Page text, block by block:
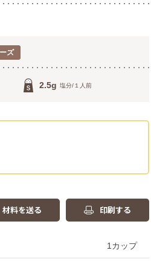
ズ
2.5g 塩分/１人前
材料を送る 印刷する
1カップ